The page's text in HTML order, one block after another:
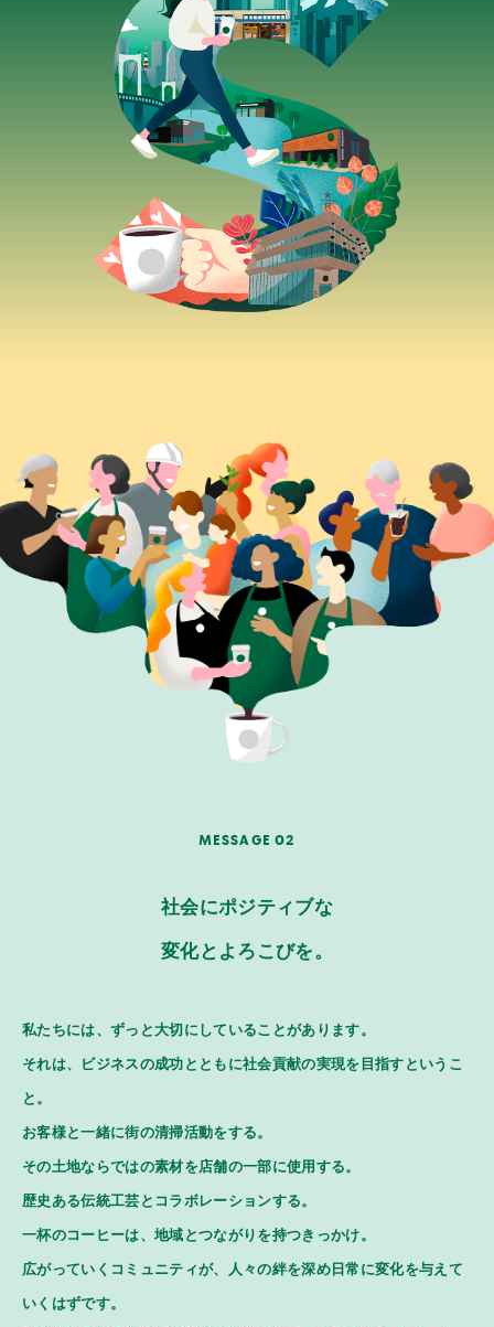
MESSAGE 02
社会にポジティブな
変化とよろこびを。
私たちには、ずっと大切にしていることがあります。
それは、ビジネスの成功とともに社会貢献の実現を目指すというこ
と。
お客様と一緒に街の清掃活動をする。
その土地ならではの素材を店舗の一部に使用する。
歴史ある伝統工芸とコラボレーションする。
一杯のコーヒーは、地域とつながりを持つきっかけ。
広がっていくコミュニティが、人々の絆を深め日常に変化を与えて
いくはずです。